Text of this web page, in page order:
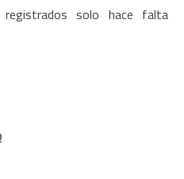
solo hace falta